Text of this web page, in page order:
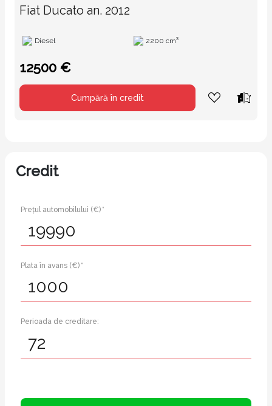
Fiat Ducato an. 2012
Diesel 2200 cm³
12500 €
Cumpără în credit
Credit
Prețul automobilului (€) *
Plata în avans (€) *
Perioada de creditare: